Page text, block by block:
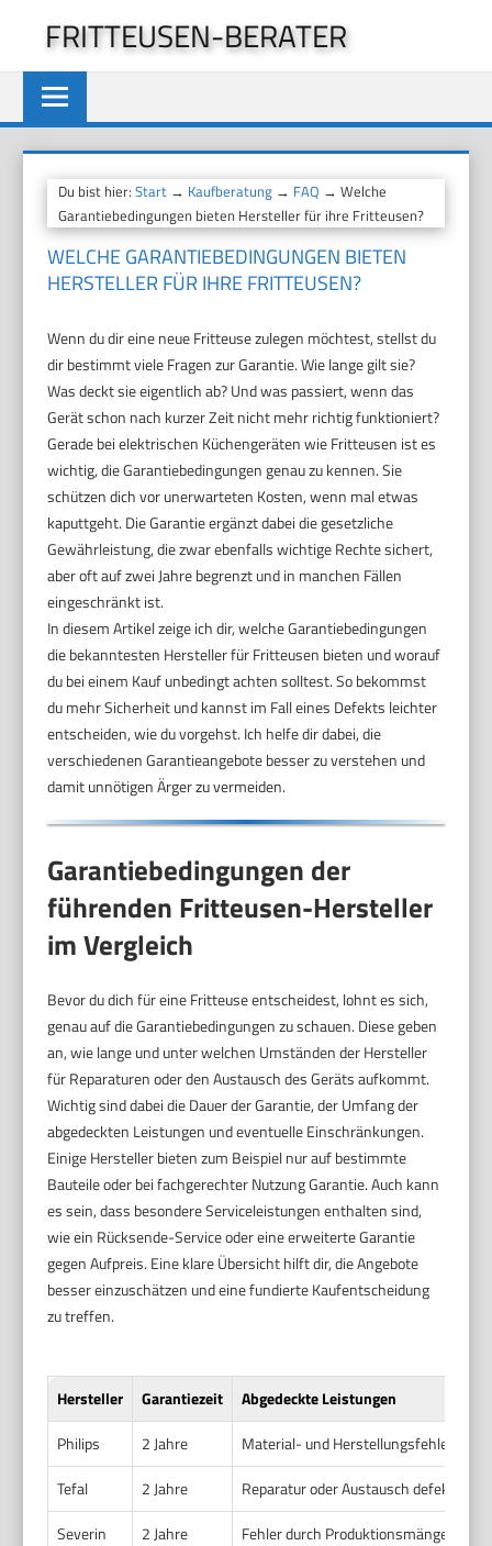
springen
FRITTEUSEN-BERATER
Du bist hier:Start → Kaufberatung → FAQ → Welche
Garantiebedingungen bieten Hersteller für ihre Fritteusen?
WELCHE GARANTIEBEDINGUNGEN BIETEN
HERSTELLER FÜR IHRE FRITTEUSEN?
Wenn du dir eine neue Fritteuse zulegen möchtest, stellst du
dir bestimmt viele Fragen zur Garantie. Wie lange gilt sie?
Was deckt sie eigentlich ab? Und was passiert, wenn das
Gerät schon nach kurzer Zeit nicht mehr richtig funktioniert?
Gerade bei elektrischen Küchengeräten wie Fritteusen ist es
wichtig, die Garantiebedingungen genau zu kennen. Sie
schützen dich vor unerwarteten Kosten, wenn mal etwas
kaputtgeht. Die Garantie ergänzt dabei die gesetzliche
Gewährleistung, die zwar ebenfalls wichtige Rechte sichert,
aber oft auf zwei Jahre begrenzt und in manchen Fällen
eingeschränkt ist.
In diesem Artikel zeige ich dir, welche Garantiebedingungen
die bekanntesten Hersteller für Fritteusen bieten und worauf
du bei einem Kauf unbedingt achten solltest. So bekommst
du mehr Sicherheit und kannst im Fall eines Defekts leichter
entscheiden, wie du vorgehst. Ich helfe dir dabei, die
verschiedenen Garantieangebote besser zu verstehen und
damit unnötigen Ärger zu vermeiden.
Garantiebedingungen der
führenden Fritteusen-Hersteller
im Vergleich
Bevor du dich für eine Fritteuse entscheidest, lohnt es sich,
genau auf die Garantiebedingungen zu schauen. Diese geben
an, wie lange und unter welchen Umständen der Hersteller
für Reparaturen oder den Austausch des Geräts aufkommt.
Wichtig sind dabei die Dauer der Garantie, der Umfang der
abgedeckten Leistungen und eventuelle Einschränkungen.
Einige Hersteller bieten zum Beispiel nur auf bestimmte
Bauteile oder bei fachgerechter Nutzung Garantie. Auch kann
es sein, dass besondere Serviceleistungen enthalten sind,
wie ein Rücksende-Service oder eine erweiterte Garantie
gegen Aufpreis. Eine klare Übersicht hilft dir, die Angebote
besser einzuschätzen und eine fundierte Kaufentscheidung
zu treffen.
Hersteller Garantiezeit
Abgedeckte Leistungen
Philips
2 Jahre
Material- und Herstellungsfehler
Tefal
2 Jahre
Reparatur oder Austausch defekter
Severin
2 Jahre Fehler durch Produktionsmängel